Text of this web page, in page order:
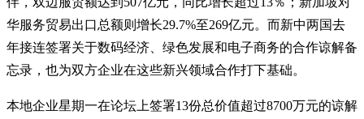
华服务贸易出口总额则增长29.7%至269亿元。而新中两国去
年接连签署关于数码经济、绿色发展和电子商务的合作谅解备
忘录，也为双方企业在这些新兴领域合作打下基础。
本地企业星期一在论坛上签署13份总价值超过8700万元的谅解